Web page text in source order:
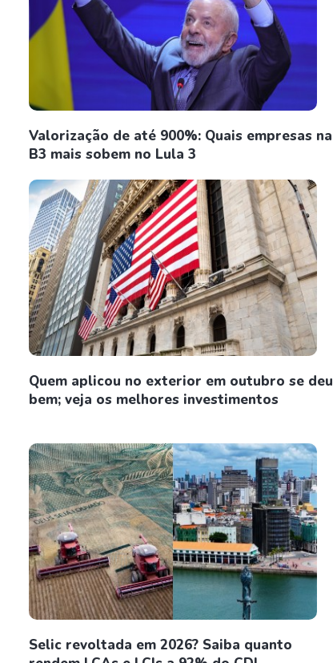
Valorização de até 900%: Quais empresas na
B3 mais sobem no Lula 3
Quem aplicou no exterior em outubro se deu
bem; veja os melhores investimentos
Selic revoltada em 2026? Saiba quanto